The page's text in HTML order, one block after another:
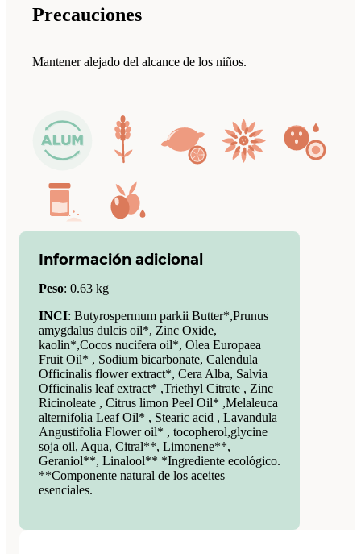
Precauciones
Mantener alejado del alcance de los niños.
Información adicional
Peso: 0.63 kg
INCI: Butyrospermum parkii Butter*,Prunus
amygdalus dulcis oil*, Zinc Oxide,
kaolin*,Cocos nucifera oil*, Olea Europaea
Fruit Oil* , Sodium bicarbonate, Calendula
Officinalis flower extract*, Cera Alba, Salvia
Officinalis leaf extract* ,Triethyl Citrate , Zinc
Ricinoleate , Citrus limon Peel Oil* ,Melaleuca
alternifolia Leaf Oil* , Stearic acid , Lavandula
Angustifolia Flower oil* , tocopherol,glycine
soja oil, Aqua, Citral**, Limonene**,
Geraniol**, Linalool** *Ingrediente ecológico.
**Componente natural de los aceites
esenciales.